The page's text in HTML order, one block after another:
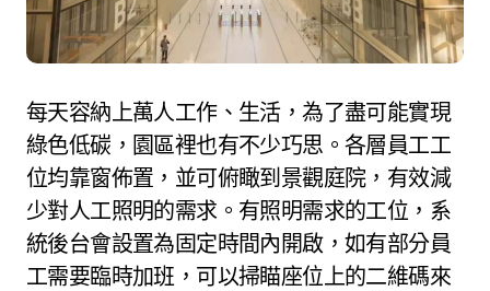
每天容納上萬人工作、生活，為了盡可能實現
綠色低碳，園區裡也有不少巧思。各層員工工
位均靠窗佈置，並可俯瞰到景觀庭院，有效減
少對人工照明的需求。有照明需求的工位，系
統後台會設置為固定時間內開啟，如有部分員
工需要臨時加班，可以掃瞄座位上的二維碼來